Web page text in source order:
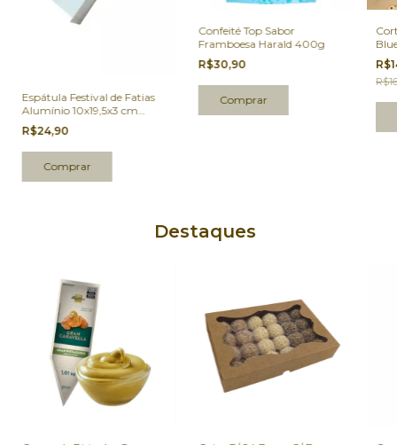
Espátula Festival de Fatias
Alumínio 10x19,5x3 cm
unidade
R$24,90
Confeité Top Sabor
Framboesa Harald 400g
R$30,90
Destaques